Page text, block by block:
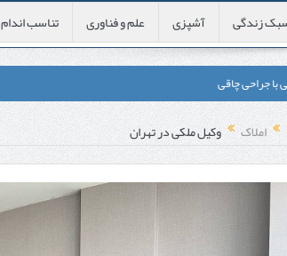
زندگی آشپزی علم و فناوری تناسب اندام
با جراحی چاقی
لیزرهای واقعی با شبه‌ لیزر در مشهد
وستینگهاوس این موارد را بررسی کنید
مراقبت از پوست
املاک وکیل ملکی در تهران